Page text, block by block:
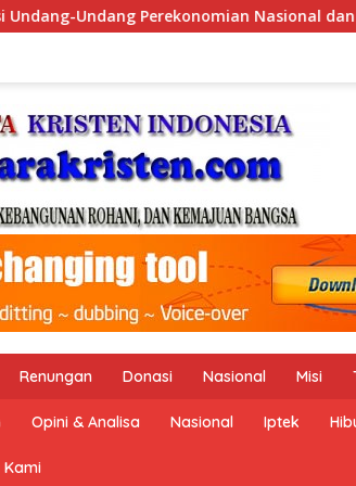
Sosial dalam Menata Bangsa
Renungan Donasi Nasional Misi
Opini & Analisa Nasional Iptek
Kami